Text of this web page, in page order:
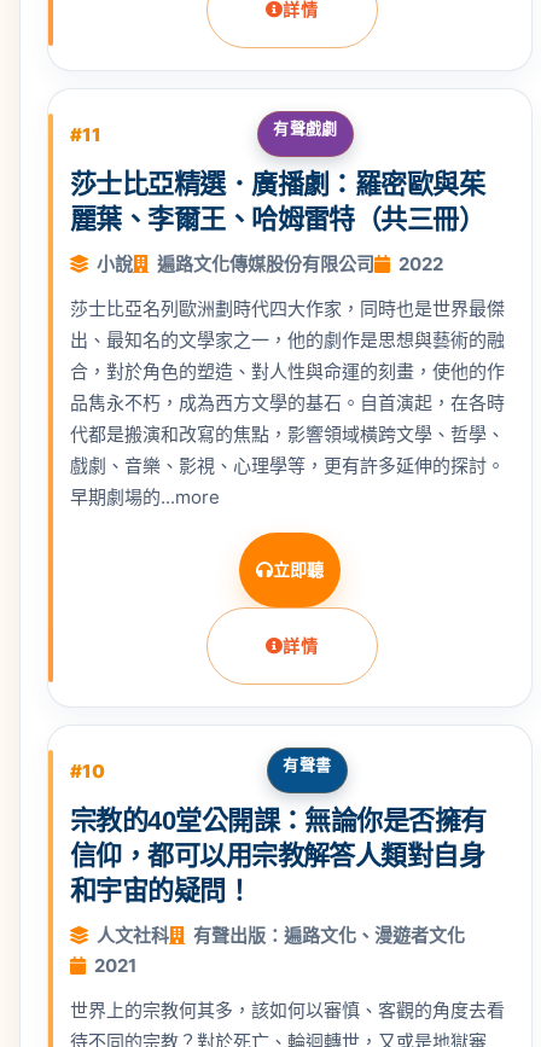
詳情
#11 有聲戲劇
莎士比亞精選．廣播劇：羅密歐與茱
麗葉、李爾王、哈姆雷特（共三冊）
小說 遍路文化傳媒股份有限公司
2022
莎士比亞名列歐洲劃時代四大作家，同時也是世界最傑
出、最知名的文學家之一，他的劇作是思想與藝術的融
合，對於角色的塑造、對人性與命運的刻畫，使他的作
品雋永不朽，成為西方文學的基石。自首演起，在各時
代都是搬演和改寫的焦點，影響領域橫跨文學、哲學、
戲劇、音樂、影視、心理學等，更有許多延伸的探討。
早期劇場的...more
立即聽
詳情
#10 有聲書
宗教的40堂公開課：無論你是否擁有
信仰，都可以用宗教解答人類對自身
和宇宙的疑問！
人文社科
有聲出版：遍路文化、漫遊者文化
2021
世界上的宗教何其多，該如何以審慎、客觀的角度去看
待不同的宗教？對於死亡、輪迴轉世，又或是地獄審